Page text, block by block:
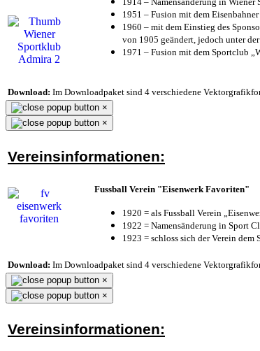
1951 – Fusion mit dem
1960 – mit dem Einstieg des
von 1905 geändert, jedoch unter
1971 – Fusion mit dem Sportclub
Download: Im Downloadpaket sind 4 verschiedene
×
×
Vereinsinformationen:
Fussball Verein "Eisenwerk Favoriten"
1920 = als Fussball Verein
1922 = Namensänderung in Sport
1923 = schloss sich der Verein
Download: Im Downloadpaket sind 4 verschiedene
×
×
Vereinsinformationen: